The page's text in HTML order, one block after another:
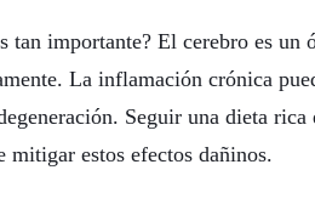
tan importante? El cerebro es un
La inflamación crónica
Seguir una dieta rica
mitigar estos efectos dañinos.